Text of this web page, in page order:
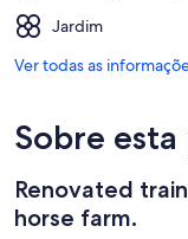
Jardim
Ver todas as
Sobre
Renovated
horse farm.